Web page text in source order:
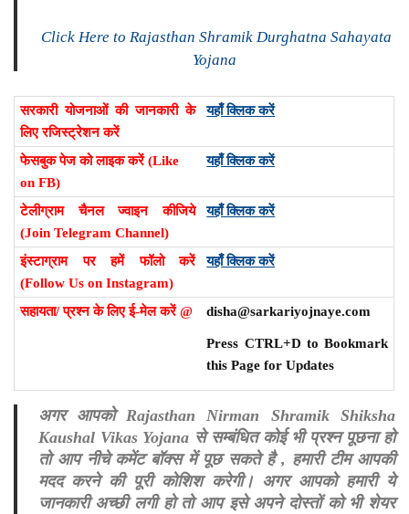
Click Here to Rajasthan Shramik Durghatna Sahayata
Yojana
सरकारी योजनाओं की जानकारी के
लिए रजिस्ट्रेशन करें
यहाँ क्लिक करें
फेसबुक पेज को लाइक करें (Like
on FB)
यहाँ क्लिक करें
टेलीग्राम चैनल ज्वाइन कीजिये
(Join Telegram Channel)
यहाँ क्लिक करें
इंस्टाग्राम पर हमें फॉलो करें
(Follow Us on Instagram)
यहाँ क्लिक करें
सहायता/ प्रश्न के लिए ई-मेल करें @ disha@sarkariyojnaye.com
Press CTRL+D to Bookmark
this Page for Updates
अगर आपको Rajasthan Nirman Shramik Shiksha
Kaushal Vikas Yojana से सम्बंधित कोई भी प्रश्न पूछना हो
तो आप नीचे कमेंट बॉक्स में पूछ सकते है , हमारी टीम आपकी
मदद करने की पूरी कोशिश करेगी। अगर आपको हमारी ये
जानकारी अच्छी लगी हो तो आप इसे अपने दोस्तों को भी शेयर